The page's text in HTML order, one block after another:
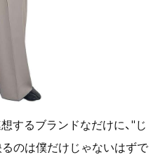
するブランドなだけに、"じ
のは僕だけじゃないはずで